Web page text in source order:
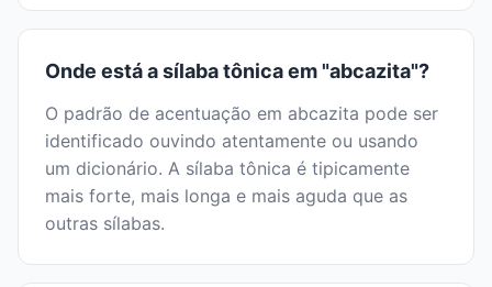
Onde está a sílaba tônica em "abcazita"?
O padrão de acentuação em abcazita pode ser
identificado ouvindo atentamente ou usando
um dicionário. A sílaba tônica é tipicamente
mais forte, mais longa e mais aguda que as
outras sílabas.